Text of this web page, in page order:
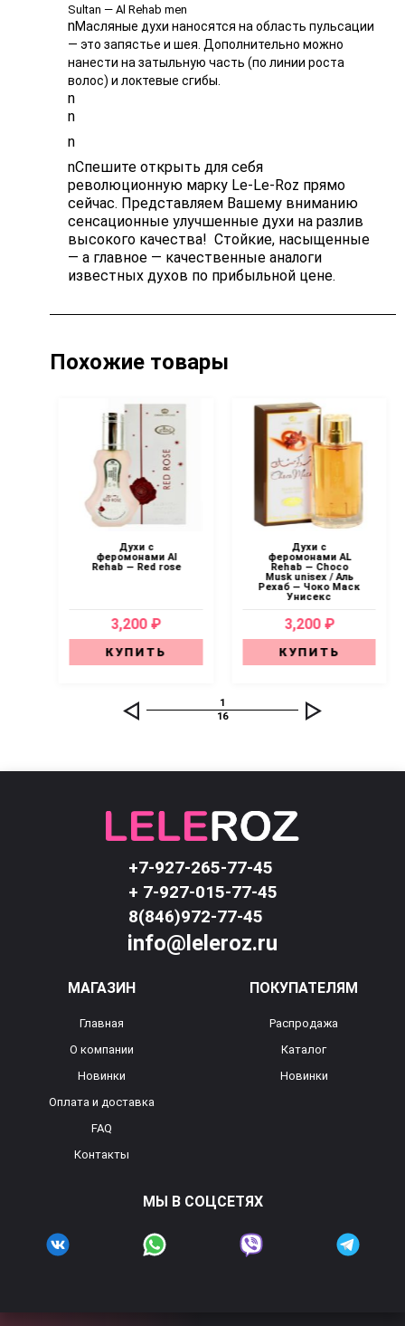
Sultan — Al Rehab men
nМасляные духи наносятся на область пульсации
— это запястье и шея. Дополнительно можно
нанести на затыльную часть (по линии роста
волос) и локтевые сгибы.
n
n
n
nСпешите открыть для себя
революционную марку Le-Le-Roz прямо
сейчас. Представляем Вашему вниманию
сенсационные улучшенные духи на разлив
высокого качества! Стойкие, насыщенные
— а главное — качественные аналоги
известных духов по прибыльной цене.
Похожие товары
Духи с
феромонами Al
Rehab — Red rose
3,200 ₽
КУПИТЬ
Духи с
феромонами AL
Rehab — Choco
Musk unisex / Аль
Рехаб — Чоко Маск
Унисекс
3,200 ₽
КУПИТЬ
1
16
+7-927-265-77-45
+ 7-927-015-77-45
8(846)972-77-45
info@leleroz.ru
МАГАЗИН
Главная
О компании
Новинки
Оплата и доставка
FAQ
Контакты
ПОКУПАТЕЛЯМ
Распродажа
Каталог
Новинки
МЫ В СОЦСЕТЯХ